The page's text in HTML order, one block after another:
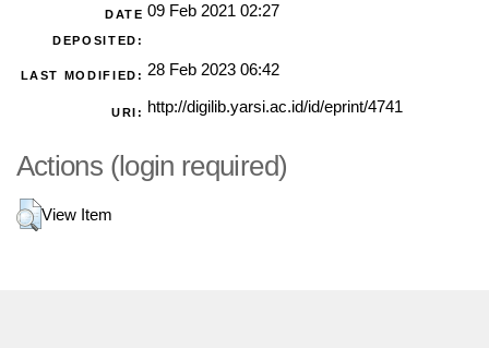
DATE
DEPOSITED:
09 Feb 2021 02:27
LAST MODIFIED: 28 Feb 2023 06:42
URI: http://digilib.yarsi.ac.id/id/eprint/4741
Actions (login required)
View Item